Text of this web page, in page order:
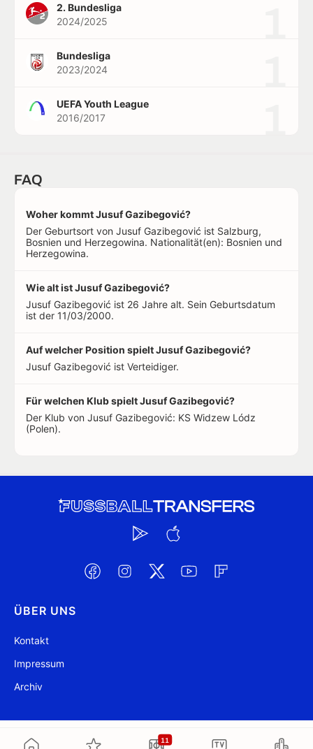
11
2. Bundesliga
2024/2025
Bundesliga
2023/2024
UEFA Youth League
2016/2017
FAQ
Woher kommt Jusuf Gazibegović?
Der Geburtsort von Jusuf Gazibegović ist Salzburg,
Bosnien und Herzegowina. Nationalität(en): Bosnien und
Herzegowina.
Wie alt ist Jusuf Gazibegović?
Jusuf Gazibegović ist 26 Jahre alt. Sein Geburtsdatum
ist der 11/03/2000.
Auf welcher Position spielt Jusuf Gazibegović?
Jusuf Gazibegović ist Verteidiger.
Für welchen Klub spielt Jusuf Gazibegović?
Der Klub von Jusuf Gazibegović: KS Widzew Lódz
(Polen).
ÜBER UNS
Kontakt
Impressum
Archiv
@ FussballTransfers.com 2009-2026